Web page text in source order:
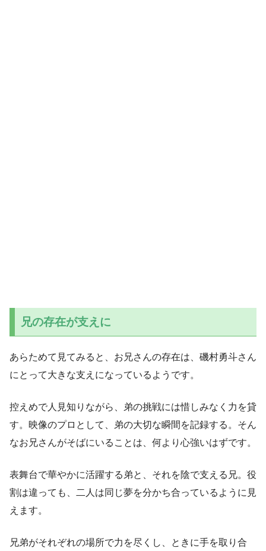
兄の存在が支えに
あらためて見てみると、お兄さんの存在は、磯村勇斗さん
にとって大きな支えになっているようです。
控えめで人見知りながら、弟の挑戦には惜しみなく力を貸
す。映像のプロとして、弟の大切な瞬間を記録する。そん
なお兄さんがそばにいることは、何より心強いはずです。
表舞台で華やかに活躍する弟と、それを陰で支える兄。役
割は違っても、二人は同じ夢を分かち合っているように見
えます。
兄弟がそれぞれの場所で力を尽くし、ときに手を取り合